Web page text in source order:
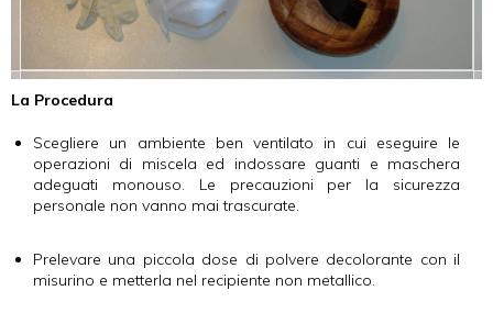
La Procedura
Scegliere un ambiente ben ventilato in cui eseguire le
operazioni di miscela ed indossare guanti e maschera
adeguati monouso. Le precauzioni per la sicurezza
personale non vanno mai trascurate.
Prelevare una piccola dose di polvere decolorante con il
misurino e metterla nel recipiente non metallico.